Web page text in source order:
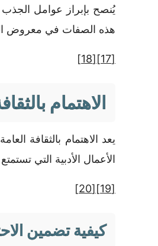
يُنصح بإبراز عوامل
هذه الصفات في معروض
[17]
[18]
الاهتمام
يعد الاهتمام بالثقافة
الأعمال الأدبية التي
[19]
[20]
كيفية تضمين